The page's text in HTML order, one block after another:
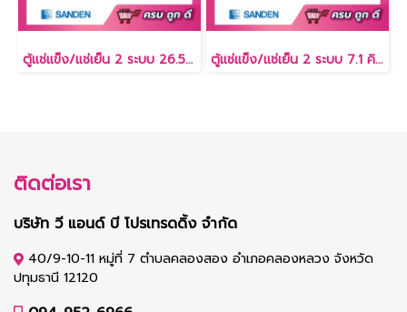
ตู้แช่แข็ง/แช่เย็น 2 ระบบ 26.5 คิว [SCF-0765] ตู้แช่แข็ง/แช่เย็น 2 ระบบ 7.1 คิว [SCF-0215]
ติดต่อเรา
บริษัท วี แอนด์ บี โปรเทรดดิ้ง จำกัด
40/9-10-11 หมู่ที่ 7 ตำบลคลองสอง อำเภอคลองหลวง จังหวัด
ปทุมธานี 12120